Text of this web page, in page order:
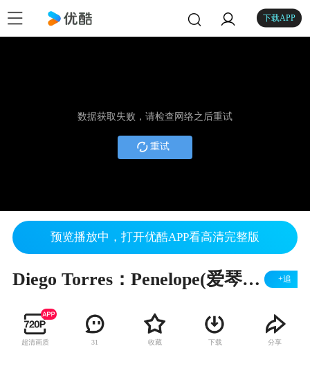
下载APP
数据获取失败，请检查网络之后重试
重试
预览播放中，打开优酷APP看高清完整版
Diego Torres：Penelope(爱琴海的珍珠) +追
超清画质 31 收藏 下载 分享